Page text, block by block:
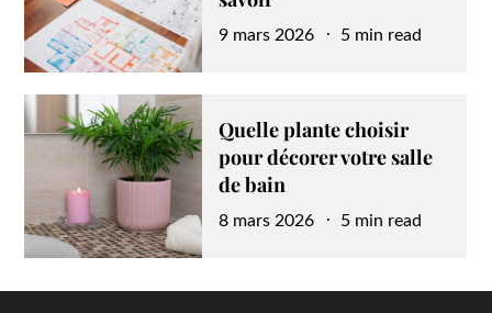
Posted
9 mars 2026 5 min read
Quelle plante choisir
pour décorer votre salle
de bain
Posted
8 mars 2026 5 min read